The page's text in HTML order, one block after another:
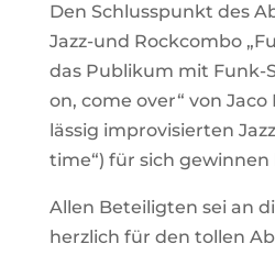
Den Schlusspunkt des
Jazz-und Rockcombo
das Publikum mit Funk-
on, come over“ von Jaco
lässig improvisierten
time“) für sich gewinnen
Allen Beteiligten sei an
herzlich für den tollen